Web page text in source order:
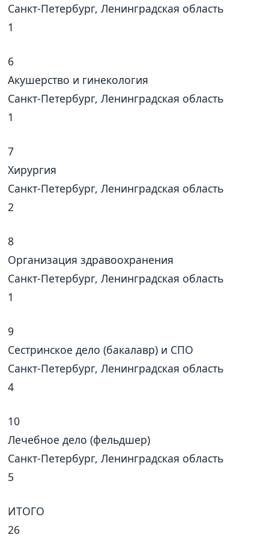
Санкт-Петербург, Ленинградская область
1
6
Акушерство и гинекология
Санкт-Петербург, Ленинградская область
1
7
Хирургия
Санкт-Петербург, Ленинградская область
2
8
Организация здравоохранения
Санкт-Петербург, Ленинградская область
1
9
Сестринское дело (бакалавр) и СПО
Санкт-Петербург, Ленинградская область
4
10
Лечебное дело (фельдшер)
Санкт-Петербург, Ленинградская область
5
ИТОГО
26